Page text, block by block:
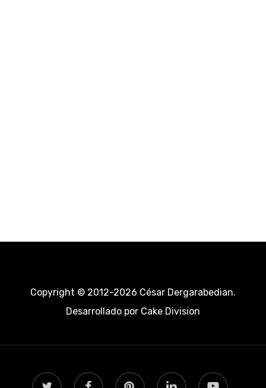
Copyright © 2012-2026 César Dergarabedian.
Desarrollado porCake Division
twitter facebook pinterest linkedin youtube